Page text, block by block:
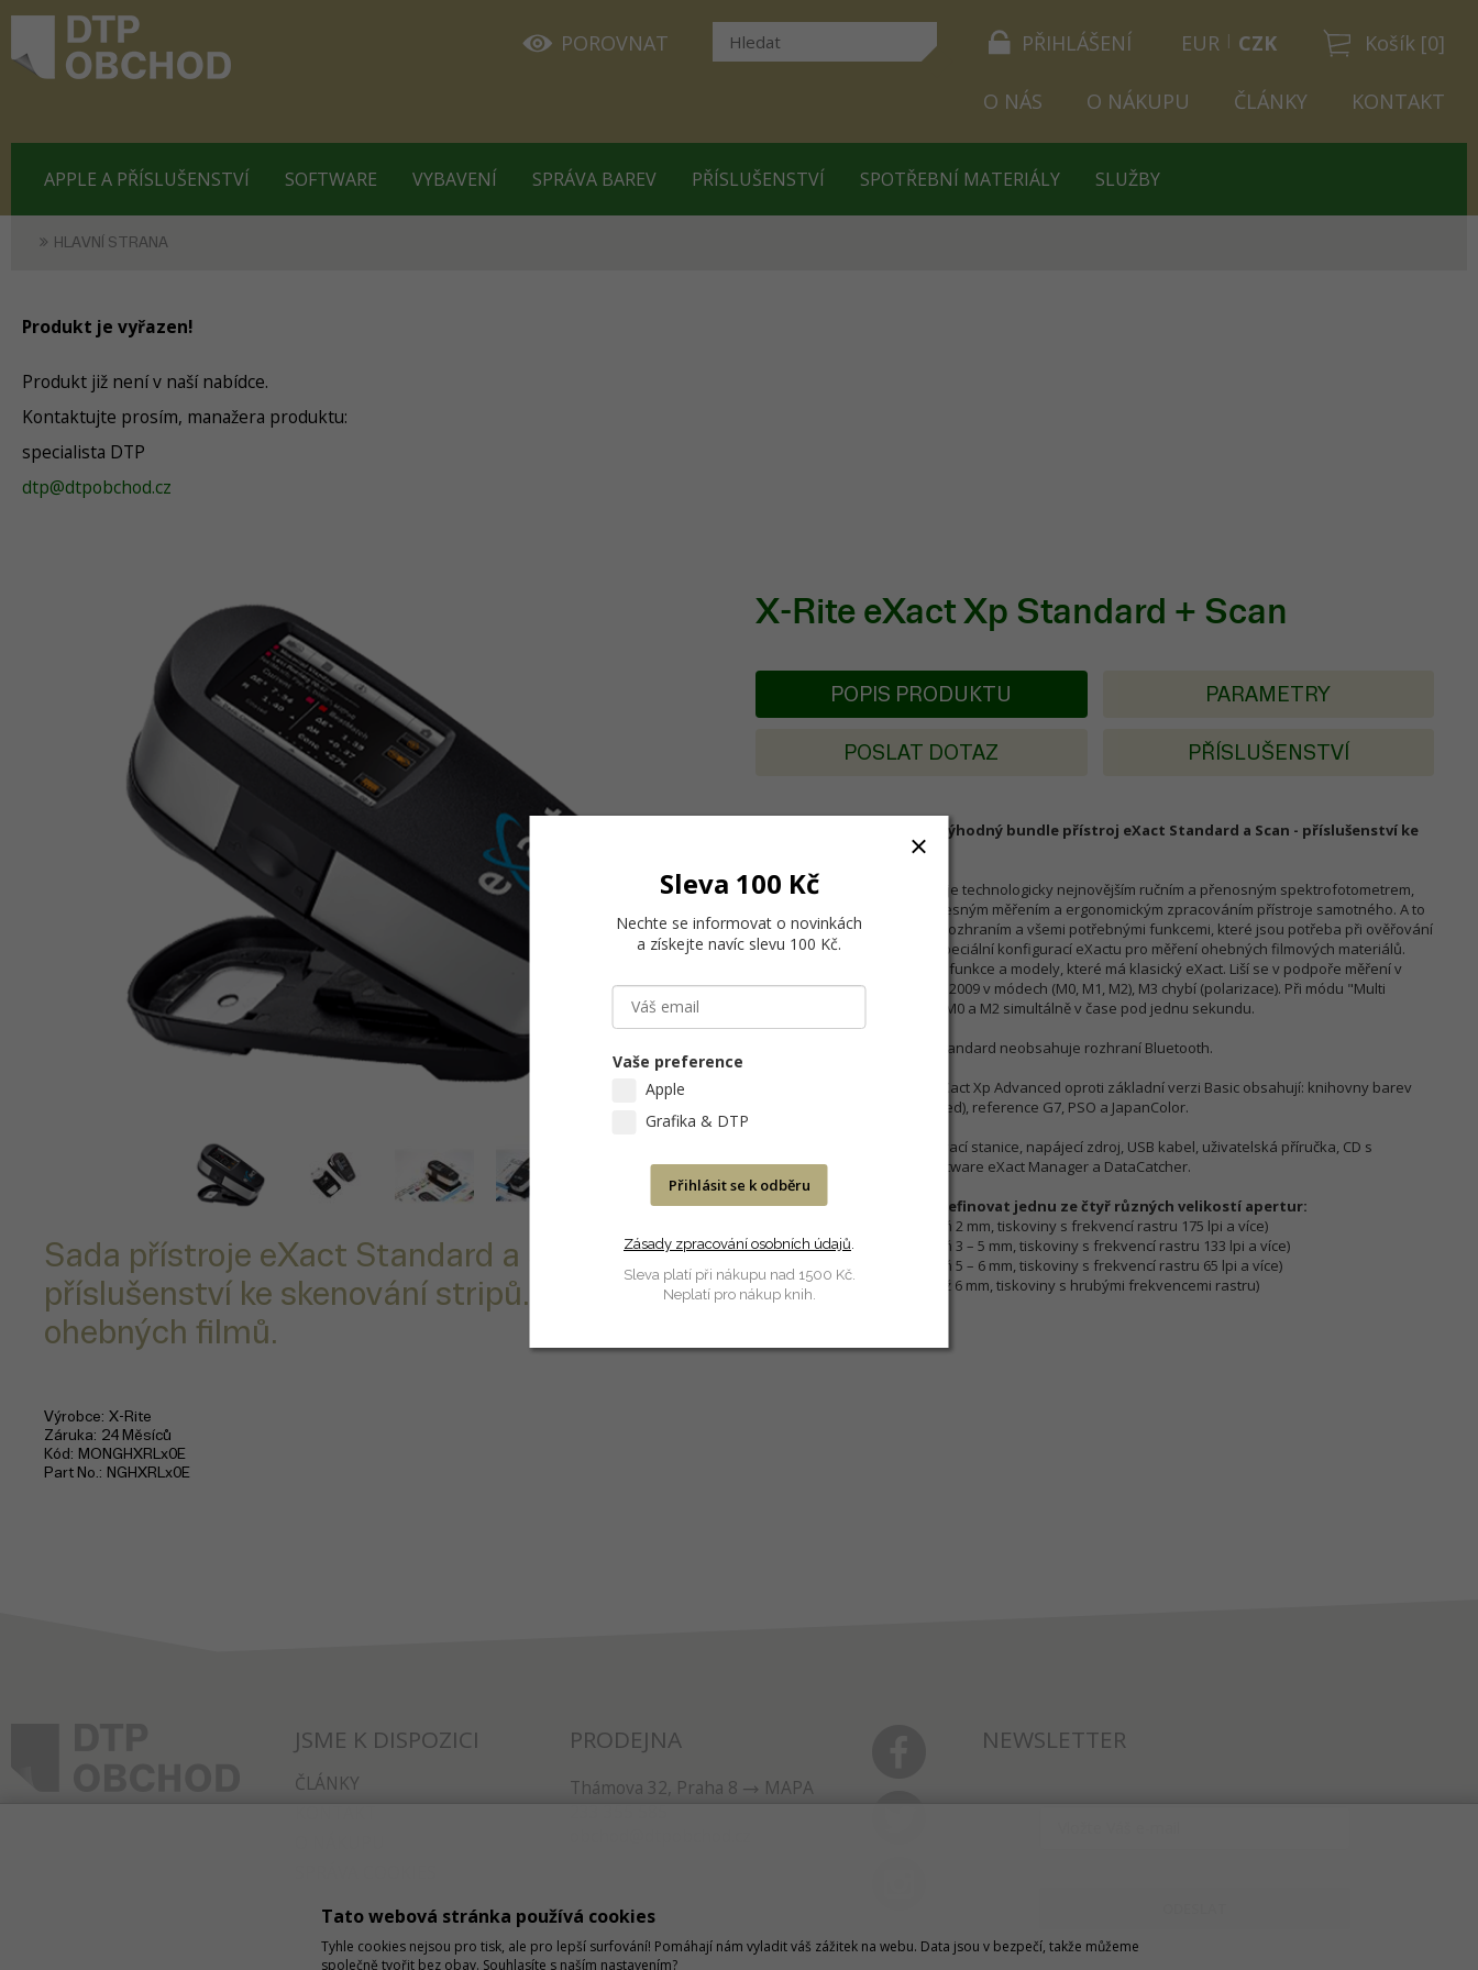
PŘIHLÁŠENÍ Košík [0]
POROVNAT EUR CZK
O NÁS O NÁKUPU ČLÁNKY KONTAKT
APPLE A PŘÍSLUŠENSTVÍ SOFTWARE VYBAVENÍ SPRÁVA BAREV PŘÍSLUŠENSTVÍ SPOTŘEBNÍ MATERIÁLY SLUŽBY
HLAVNÍ STRANA
Produkt je vyřazen!
Produkt již není v naší nabídce.
Kontaktujte prosím, manažera produktu:
specialista DTP
dtp@dtpobchod.cz
X-Rite eXact Xp Standard + Scan
Sada přístroje eXact Standard a Scanu -
příslušenství ke skenování stripů. Xp - měření
ohebných filmů.
Výrobce X-Rite
Záruka 24 Měsíců
Kód
MONGHXRLx0E
Part No.
NGHXRLx0E
POPIS PRODUKTU PARAMETRY
POSLAT DOTAZ PŘÍSLUŠENSTVÍ
X-Rite eXact Standard je výhodný bundle přístroj eXact Standard a Scan - příslušenství ke
X-Rite eXact Xp Standard
je technologicky nejnovějším ručním a přenosným spektrofotometrem,
který kombinuje svou sílu přesným měřením a ergonomickým zpracováním přístroje samotného. A to
vše s uživatelsky přívětivým rozhraním a všemi potřebnými funkcemi, které jsou potřeba při ověřování
a měření tisku. Verze Xp je speciální konfigurací eXactu pro měření ohebných filmových materiálů.
eXact Xp podporuje všechny funkce a modely, které má klasický eXact. Liší se v podpoře měření v
souladu s normou ISO 13655:2009 v módech (M0, M1, M2), M3 chybí (polarizace). Při módu "Multi
Optics" může měřit eXact Xp M0 a M2 simultálně v čase pod jednu sekundu.
Tato verze X-Rite eXact Xp Standard neobsahuje rozhraní Bluetooth.
XRite eXact Xp Standard a eXact Xp Advanced oproti základní verzi Basic obsahují: knihovny barev
Plus series (coated a uncoated), reference G7, PSO a JapanColor.
Balení obsahuje: obal, dokovací stanice, napájecí zdroj, USB kabel, uživatelská příručka, CD s
dokumentací a školením, software eXact Manager a DataCatcher.
V objednávce je potřeba definovat jednu ze čtyř různých velikostí apertur:
1,5 mm (velikost pole alespoň 2 mm, tiskoviny s frekvencí rastru 175 lpi a více)
2,0 mm (velikost pole alespoň 3 – 5 mm, tiskoviny s frekvencí rastru 133 lpi a více)
4,0 mm (velikost pole alespoň 5 – 6 mm, tiskoviny s frekvencí rastru 65 lpi a více)
6,0 mm (velikost pole více než 6 mm, tiskoviny s hrubými frekvencemi rastru)
JSME K DISPOZICI
ČLÁNKY
PRODEJNA
Thámova 32, Praha 8
MAPA
NEWSLETTER
Tato webová stránka používá cookies
Tyhle cookies nejsou pro tisk, ale pro lepší surfování! Pomáhají nám vyladit váš zážitek na webu. Data jsou v bezpečí, takže můžeme
společně tvořit bez obav. Souhlasíte s naším nastavením?
Sleva 100 Kč
Nechte se informovat o novinkách
a získejte navíc slevu 100 Kč.
Vaše preference
Apple
Grafika & DTP
Přihlásit se k odběru
Zásady zpracování osobních údajů.
Sleva platí při nákupu nad 1500 Kč.
Neplatí pro nákup knih.